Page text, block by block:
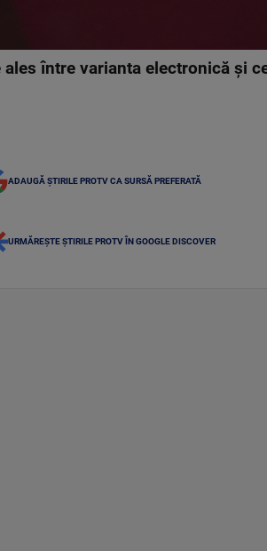
între varianta electronică și
ADAUGĂ ȘTIRILE PROTV CA SURSĂ PREFERATĂ
URMĂREȘTE ȘTIRILE PROTV ÎN GOOGLE DISCOVER